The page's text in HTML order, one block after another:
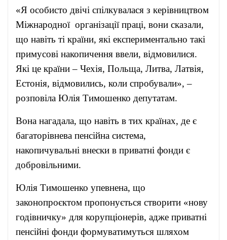
«Я особисто двічі спілкувалася з керівництвом
Міжнародної організації праці, вони сказали,
що навіть ті країни, які експериментально такі
примусові накопичення ввели, відмовилися.
Які це країни – Чехія, Польща, Литва, Латвія,
Естонія, відмовились, коли спробували», –
розповіла Юлія Тимошенко депутатам.
Вона нагадала, що навіть в тих країнах, де є
багаторівнева пенсійна система,
накопичувальні внески в приватні фонди є
добровільними.
Юлія Тимошенко упевнена, що
законопроєктом пропонується створити «нову
годівничку» для корупціонерів, адже приватні
пенсійні фонди формуватимуться шляхом